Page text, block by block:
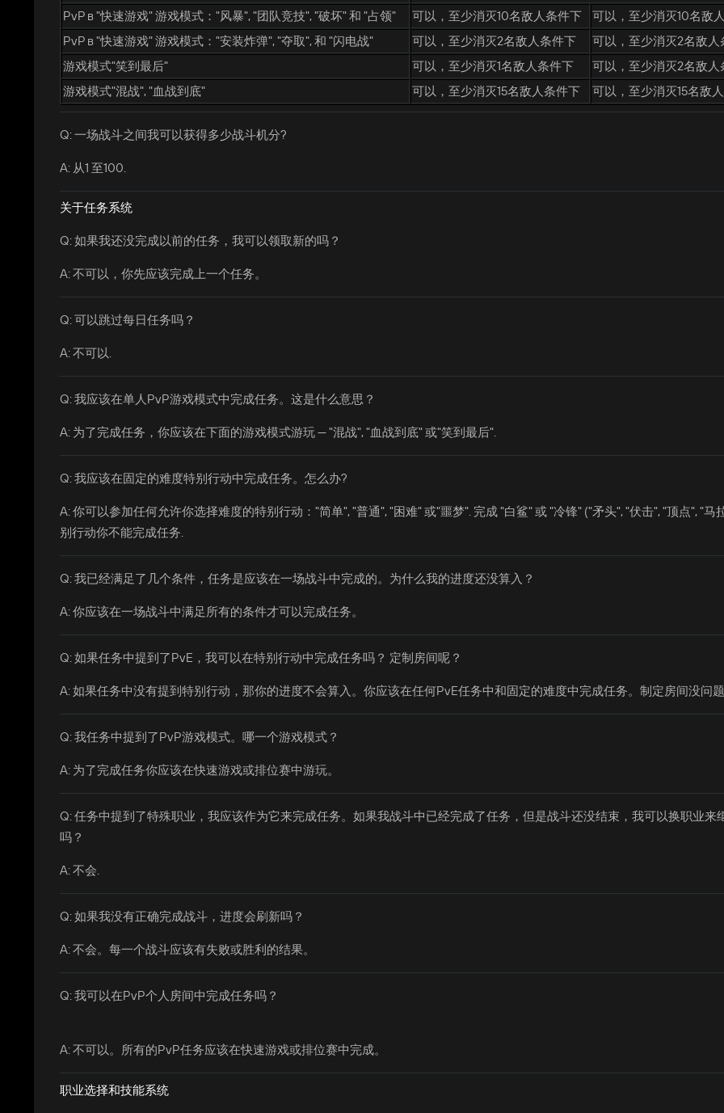
PvP в "快速游戏" 游戏模式："风暴", "团队竞技", "破坏" 和 "占领"
可以，至少消灭10名敌人条件下
可以，至少消灭10名敌
PvP в "快速游戏" 游戏模式："安装炸弹", "夺取", 和 "闪电战"
可以，至少消灭2名敌人条件下
可以，至少消灭2名敌人
游戏模式"笑到最后"
可以，至少消灭1名敌人条件下
可以，至少消灭2名敌人
游戏模式"混战", "血战到底"
可以，至少消灭15名敌人条件下 可以，至少消灭15名敌
Q: 一场战斗之间我可以获得多少战斗机分?
A: 从1 至100.
关于任务系统
Q: 如果我还没完成以前的任务，我可以领取新的吗？
A: 不可以，你先应该完成上一个任务。
Q: 可以跳过每日任务吗？
A: 不可以.
Q: 我应该在单人PvP游戏模式中完成任务。这是什么意思？
A: 为了完成任务，你应该在下面的游戏模式游玩 — "混战", "血战到底" 或"笑到最后".
Q: 我应该在固定的难度特别行动中完成任务。怎么办?
A: 你可以参加任何允许你选择难度的特别行动："简单", "普通", "困难" 或"噩梦". 完成 "白鲨" 或 "冷锋" ("矛头", "伏击", "顶点", "马
别行动你不能完成任务.
Q: 我已经满足了几个条件，任务是应该在一场战斗中完成的。为什么我的进度还没算入？
A: 你应该在一场战斗中满足所有的条件才可以完成任务。
Q: 如果任务中提到了PvE，我可以在特别行动中完成任务吗？ 定制房间呢？
A: 如果任务中没有提到特别行动，那你的进度不会算入。你应该在任何PvE任务中和固定的难度中完成任务。制定房间没问
Q: 我任务中提到了PvP游戏模式。哪一个游戏模式？
A: 为了完成任务你应该在快速游戏或排位赛中游玩。
Q: 任务中提到了特殊职业，我应该作为它来完成任务。如果我战斗中已经完成了任务，但是战斗还没结束，我可以换职业来
吗？
A: 不会.
Q: 如果我没有正确完成战斗，进度会刷新吗？
A: 不会。每一个战斗应该有失败或胜利的结果。
Q: 我可以在PvP个人房间中完成任务吗？
A: 不可以。所有的PvP任务应该在快速游戏或排位赛中完成。
职业选择和技能系统